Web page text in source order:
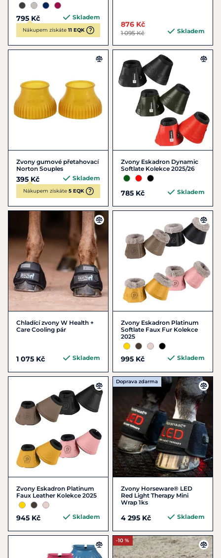
795 Kč Skladem
Nákupem získáte 11 EQK
876 Kč
1 095 Kč Skladem
Zvony gumové přetahovací
Norton Souples
395 Kč Skladem
Nákupem získáte 5 EQK
Zvony Eskadron Dynamic
Softlate Kolekce 2025/26
785 Kč Skladem
Chladící zvony W Health +
Care Cooling pár
1 075 Kč Skladem
Zvony Eskadron Platinum
Softlate Faux Fur Kolekce
2025
995 Kč Skladem
Zvony Eskadron Platinum
Faux Leather Kolekce 2025
945 Kč Skladem
Doprava zdarma
Zvony Horseware® LED
Red Light Therapy Mini
Wrap 1ks
4 295 Kč Skladem
-10 %